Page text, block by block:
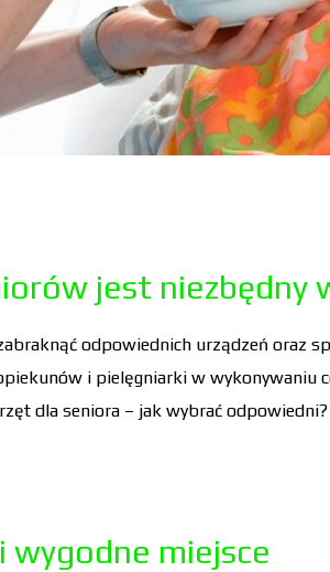
jest niezbędny
odpowiednich urządzeń oraz
i pielęgniarki w wykonywaniu
dla seniora – jak wybrać
wygodne miejsce